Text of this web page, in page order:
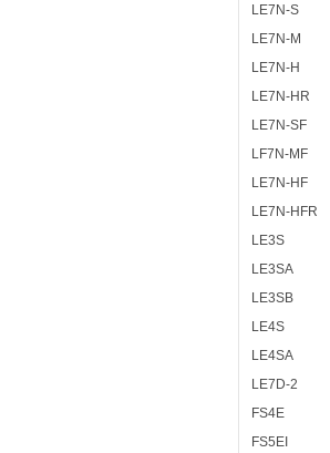
LE7N-S
LE7N-M
LE7N-H
LE7N-HR
LE7N-SF
LF7N-MF
LE7N-HF
LE7N-HFR
LE3S
LE3SA
LE3SB
LE4S
LE4SA
LE7D-2
FS4E
FS5EI